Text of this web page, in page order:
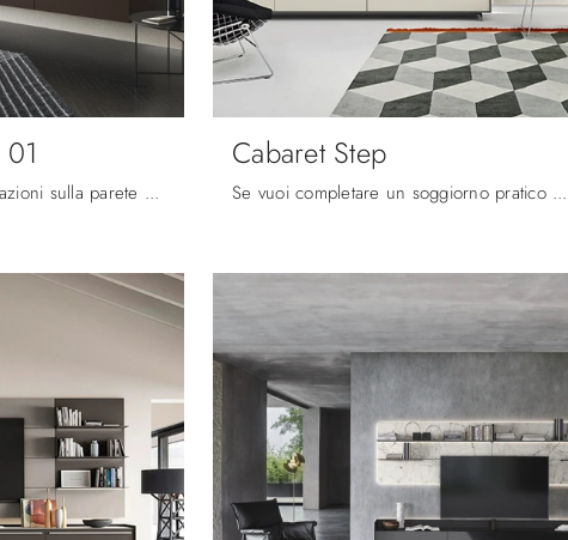
Clicca e ottieni informazioni sulla parete attrezzata Cabaret Glass 01 del marchio Sangiacomo: è la soluzione dalle linee moderne ideale per te.
Cabaret Step
Se vuoi completare un soggiorno pratico e operativo dalle linee moderne, ti presentiamo la parete attrezzata Cabaret Step Sangiacomo.